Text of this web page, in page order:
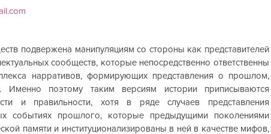
подвержена манипуляциям со стороны как представителей
сообществ, которые непосредственно ответственны
нарративов, формирующих представления о прошлом,
Именно поэтому таким версиям истории приписываются
и правильности, хотя в ряде случаев представления
событиях прошлого, которые предыдущими поколениями
памяти и институционализированы в ней в качестве мифов,